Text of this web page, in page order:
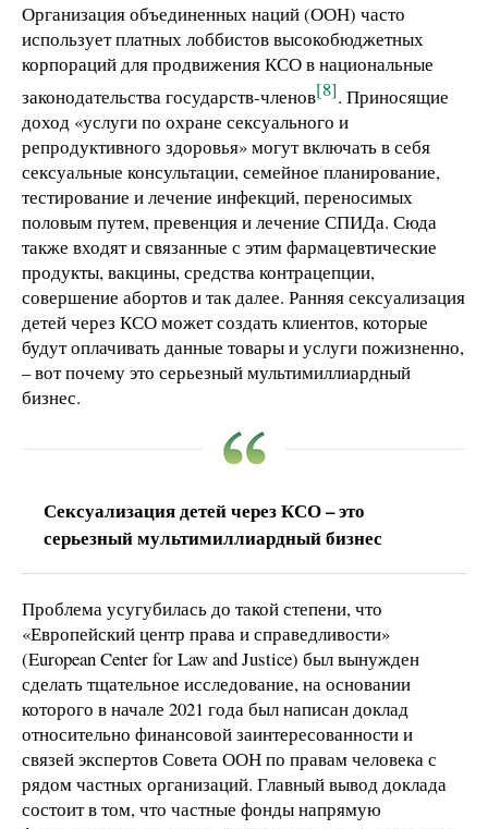
Организация объединенных наций (ООН) часто
использует платных лоббистов высокобюджетных
корпораций для продвижения КСО в национальные
законодательства государств-членов[8]. Приносящие
доход «услуги по охране сексуального и
репродуктивного здоровья» могут включать в себя
сексуальные консультации, семейное планирование,
тестирование и лечение инфекций, переносимых
половым путем, превенция и лечение СПИДа. Сюда
также входят и связанные с этим фармацевтические
продукты, вакцины, средства контрацепции,
совершение абортов и так далее. Ранняя сексуализация
детей через КСО может создать клиентов, которые
будут оплачивать данные товары и услуги пожизненно,
– вот почему это серьезный мультимиллиардный
бизнес.
Сексуализация детей через КСО – это
серьезный мультимиллиардный бизнес
Проблема усугубилась до такой степени, что
«Европейский центр права и справедливости»
(European Center for Law and Justice) был вынужден
сделать тщательное исследование, на основании
которого в начале 2021 года был написан доклад
относительно финансовой заинтересованности и
связей экспертов Совета ООН по правам человека с
рядом частных организаций. Главный вывод доклада
состоит в том, что частные фонды напрямую